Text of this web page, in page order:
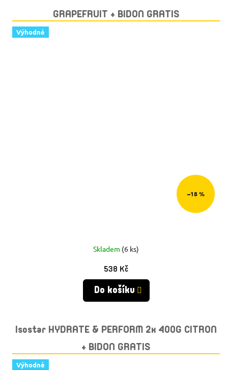
GRAPEFRUIT + BIDON GRATIS
Výhodné
–18 %
Skladem (6 ks)
538 Kč
Do košíku
Isostar HYDRATE & PERFORM 2x 400G CITRON
+ BIDON GRATIS
Výhodné